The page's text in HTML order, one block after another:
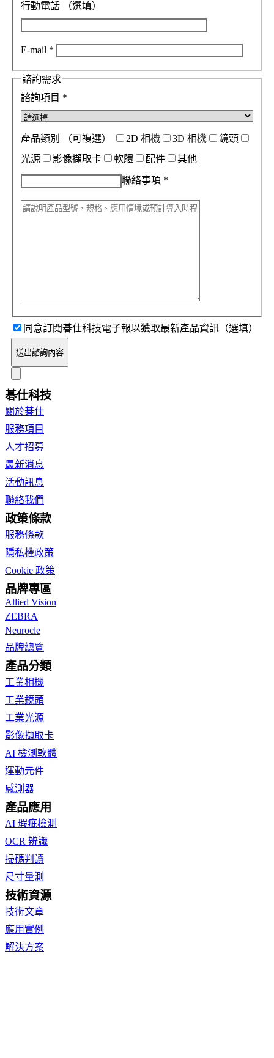
行動電話 （選填）
E-mail *
諮詢需求
諮詢項目 *
產品類別 （可複選） 2D 相機 3D 相機
鏡頭
光源
影像擷取卡 軟體 配件 其他
聯絡事項 *
同意訂閱碁仕科技電子報以獲取最新產品資訊（選填）
送出諮詢內容
碁仕科技
關於碁仕
服務項目
人才招募
最新消息
活動訊息
聯絡我們
政策條款
服務條款
隱私權政策
Cookie 政策
品牌專區
Allied Vision
ZEBRA
Neurocle
品牌總覽
產品分類
工業相機
工業鏡頭
工業光源
影像擷取卡
AI 檢測軟體
運動元件
感測器
產品應用
AI 瑕疵檢測
OCR 辨識
掃碼判讀
尺寸量測
技術資源
技術文章
應用實例
解決方案